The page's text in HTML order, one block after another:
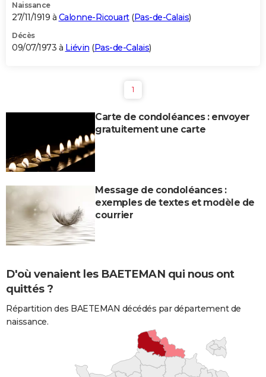
Naissance
27/11/1919 à Calonne-Ricouart(Pas-de-Calais)
Décès
09/07/1973 à Liévin (Pas-de-Calais)
1
Carte de condoléances : envoyer
gratuitement une carte
Message de condoléances :
exemples de textes et modèle de
courrier
D'où venaient les BAETEMAN qui nous ont
quittés ?
Répartition des BAETEMAN décédés par département de
naissance.